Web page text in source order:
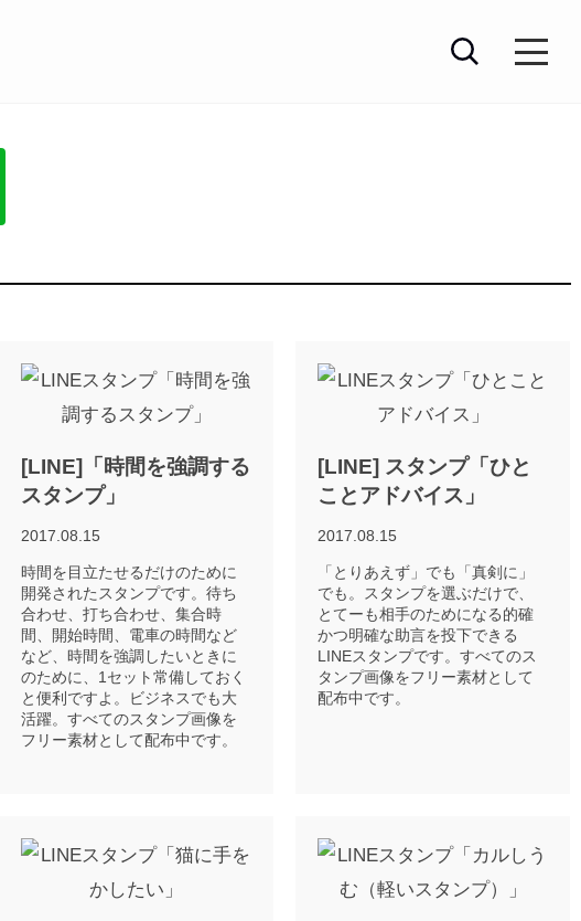
[LINE]「時間を強調する
スタンプ」
2017.08.15
時間を目立たせるだけのために
開発されたスタンプです。待ち
合わせ、打ち合わせ、集合時
間、開始時間、電車の時間など
など、時間を強調したいときに
のために、1セット常備しておく
と便利ですよ。ビジネスでも大
活躍。すべてのスタンプ画像を
フリー素材として配布中です。
[LINE] スタンプ「ひと
ことアドバイス」
2017.08.15
「とりあえず」でも「真剣に」
でも。スタンプを選ぶだけで、
とてーも相手のためになる的確
かつ明確な助言を投下できる
LINEスタンプです。すべてのス
タンプ画像をフリー素材として
配布中です。